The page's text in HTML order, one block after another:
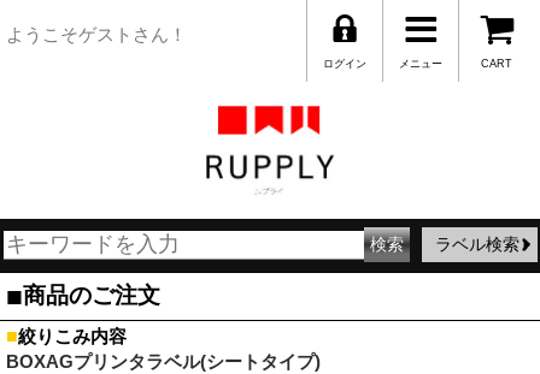
ようこそゲストさん！
CART
メニュー
ログイン
ラベル検索
■商品のご注文
■絞りこみ内容
BOXAGプリンタラベル(シートタイプ)